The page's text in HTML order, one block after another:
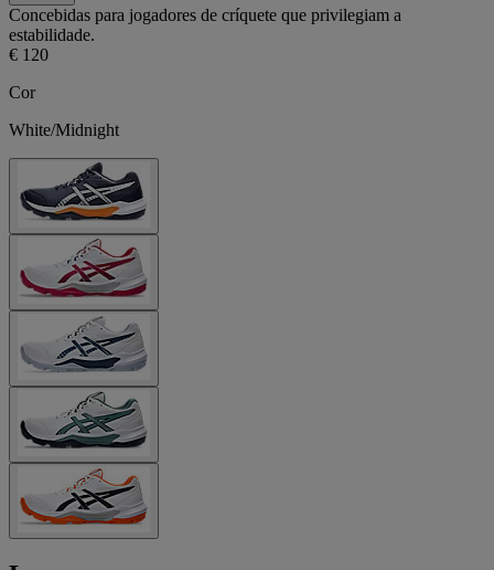
Concebidas para jogadores de críquete que privilegiam a
estabilidade.
€ 120
Cor
White/Midnight